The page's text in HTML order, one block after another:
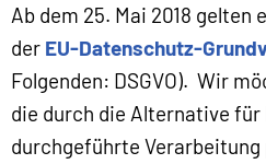
Ab dem 25. Mai 2018 gelten
der EU-Datenschutz-
Folgenden: DSGVO). Wir
die durch die Alternative für
durchgeführte Verarbeitung